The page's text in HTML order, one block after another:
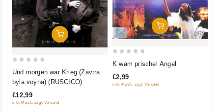
In Den Warenkorb
5
Und morgen war Krieg (Zavtra
byla voyna) (RUSCICO)
€12,99
inkl. Mwst., zzgl. Versand
In Den Warenkorb
of
K wam prischel Angel
€2,99
inkl. Mwst., zzgl. Versand